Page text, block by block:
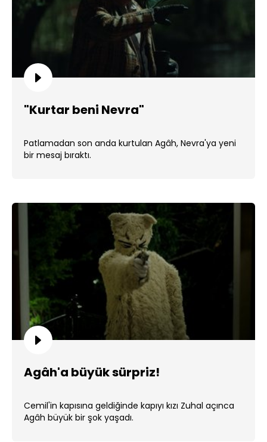
"Kurtar beni Nevra"
Patlamadan son anda kurtulan Agâh, Nevra'ya yeni
bir mesaj bıraktı.
Agâh'a büyük sürpriz!
Cemil'in kapısına geldiğinde kapıyı kızı Zuhal açınca
Agâh büyük bir şok yaşadı.